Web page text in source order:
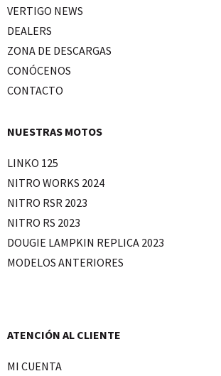
VERTIGO NEWS
DEALERS
ZONA DE DESCARGAS
CONÓCENOS
CONTACTO
NUESTRAS MOTOS
LINKO 125
NITRO WORKS 2024
NITRO RSR 2023
NITRO RS 2023
DOUGIE LAMPKIN REPLICA 2023
MODELOS ANTERIORES
ATENCIÓN AL CLIENTE
MI CUENTA